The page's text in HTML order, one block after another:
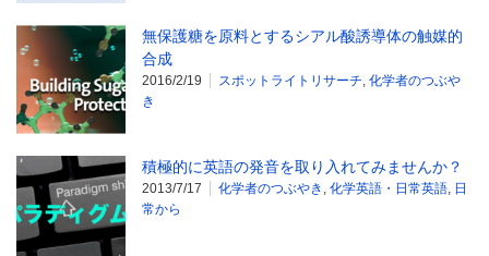
無保護糖を原料とするシアル酸誘導体の触媒的
合成
2016/2/19 スポットライトリサーチ, 化学者のつぶや
き
積極的に英語の発音を取り入れてみませんか？
2013/7/17 化学者のつぶやき , 化学英語・日常英語, 日
常から